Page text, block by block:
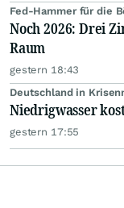
Fed-Hammer für die
Noch 2026: Drei
Raum
gestern 18:43
Deutschland in
Niedrigwasser
gestern 17:55